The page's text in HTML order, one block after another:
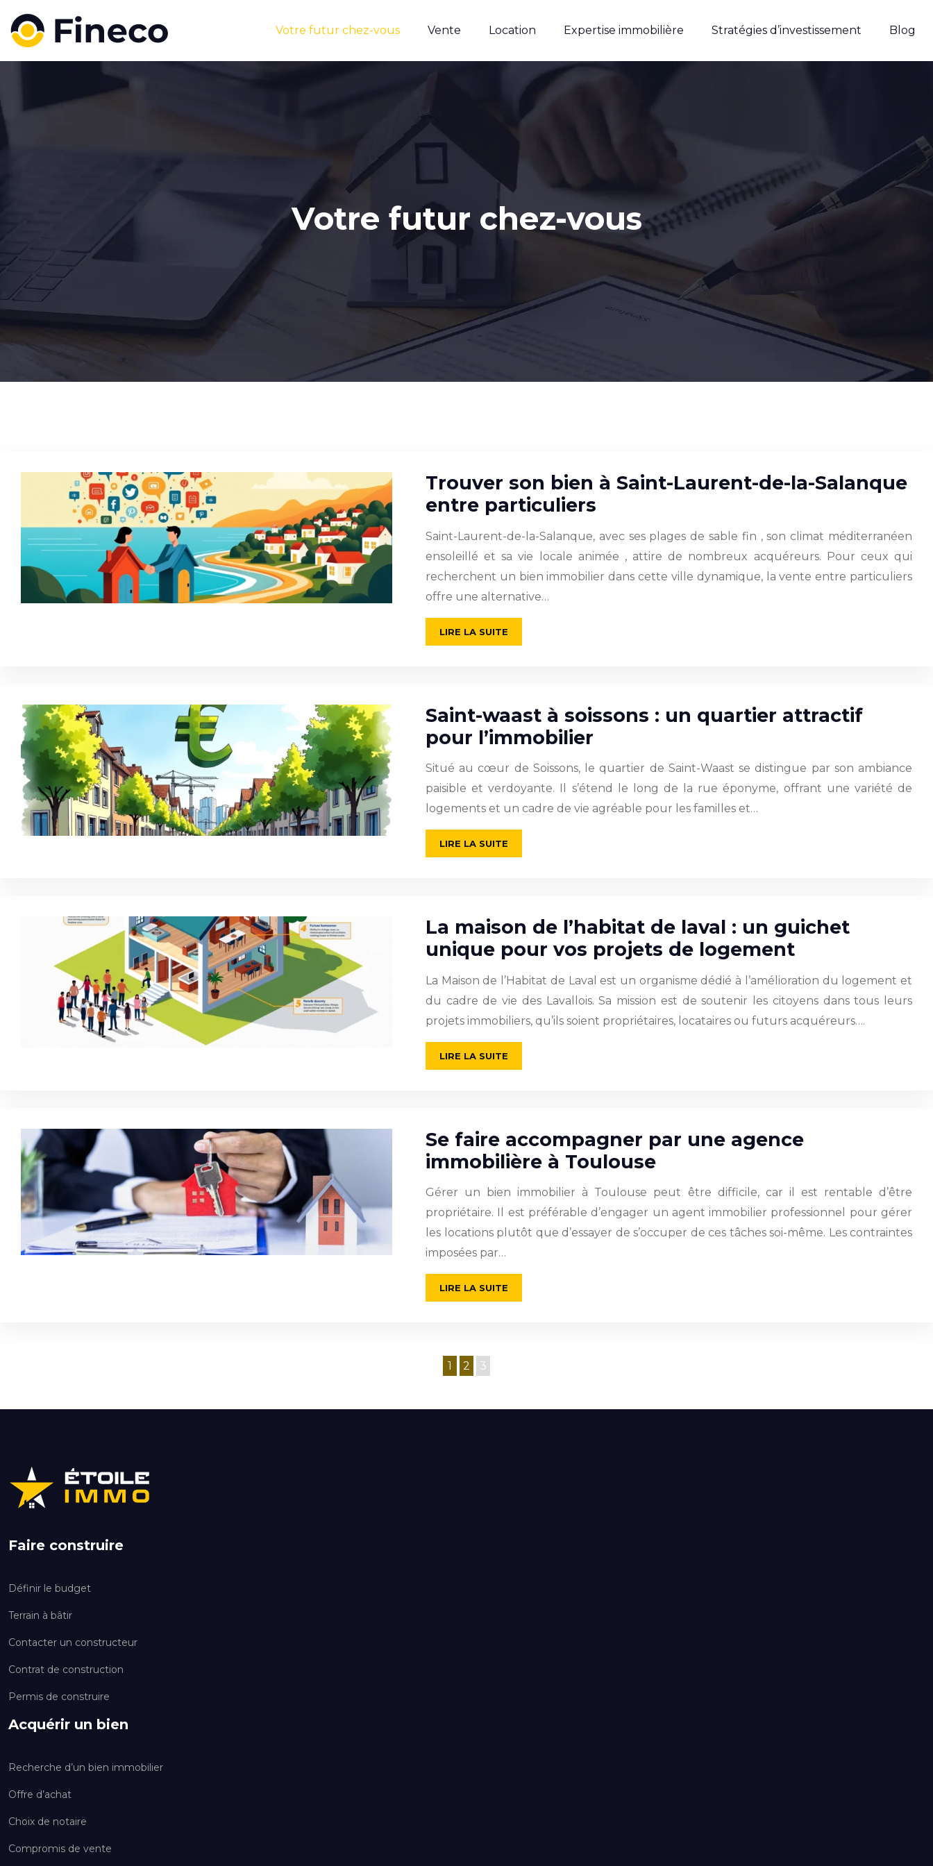
Votre futur chez-vous Vente Location Expertise immobilière Stratégies d’investissement Blog
Votre futur chez-vous
Trouver son bien à Saint-Laurent-de-la-Salanque
entre particuliers
Saint-Laurent-de-la-Salanque, avec ses plages de sable fin , son climat méditerranéen
ensoleillé et sa vie locale animée , attire de nombreux acquéreurs. Pour ceux qui
recherchent un bien immobilier dans cette ville dynamique, la vente entre particuliers
offre une alternative…
LIRE LA SUITE
Saint-waast à soissons : un quartier attractif
pour l’immobilier
Situé au cœur de Soissons, le quartier de Saint-Waast se distingue par son ambiance
paisible et verdoyante. Il s’étend le long de la rue éponyme, offrant une variété de
logements et un cadre de vie agréable pour les familles et…
LIRE LA SUITE
La maison de l’habitat de laval : un guichet
unique pour vos projets de logement
La Maison de l’Habitat de Laval est un organisme dédié à l’amélioration du logement et
du cadre de vie des Lavallois. Sa mission est de soutenir les citoyens dans tous leurs
projets immobiliers, qu’ils soient propriétaires, locataires ou futurs acquéreurs….
LIRE LA SUITE
Se faire accompagner par une agence
immobilière à Toulouse
Gérer un bien immobilier à Toulouse peut être difficile, car il est rentable d’être
propriétaire. Il est préférable d’engager un agent immobilier professionnel pour gérer
les locations plutôt que d’essayer de s’occuper de ces tâches soi-même. Les contraintes
imposées par…
LIRE LA SUITE
1 2 3
Faire construire
Définir le budget
Terrain à bâtir
Contacter un constructeur
Contrat de construction
Permis de construire
Acquérir un bien
Recherche d’un bien immobilier
Offre d’achat
Choix de notaire
Compromis de vente